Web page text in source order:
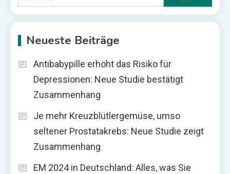
nach:
Neueste Beiträge
Antibabypille erhöht das Risiko für
Depressionen: Neue Studie bestätigt
Zusammenhang
Je mehr Kreuzblütlergemüse, umso
seltener Prostatakrebs: Neue Studie zeigt
Zusammenhang
EM 2024 in Deutschland: Alles, was Sie